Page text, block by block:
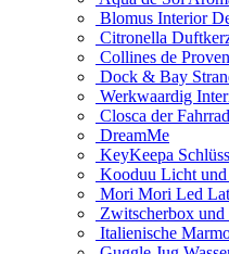
Blomus Interior
Citronella
Collines de
Dock & Bay
Werkwaardig
Closca der
DreamMe
KeyKeepa
Kooduu Licht
Mori Mori Led
Zwitscherbox und
Italienische